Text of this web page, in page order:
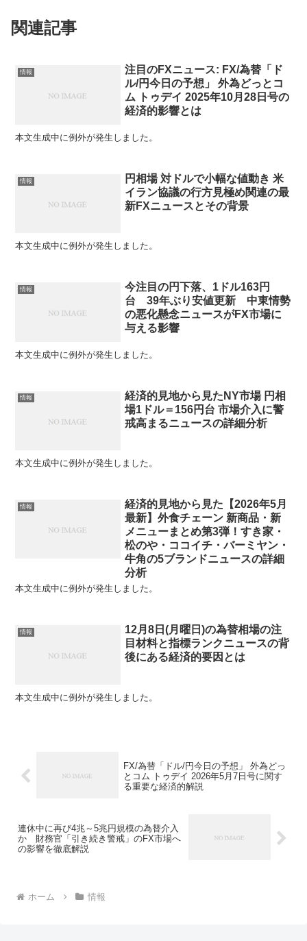
関連記事
情報
注目のFXニュース: FX/為替「ド
ル/円今日の予想」 外為どっとコ
ム トゥデイ 2025年10月28日号の
経済的影響とは
本文生成中に例外が発生しました。
情報
円相場 対ドルで小幅な値動き 米
イラン協議の行方見極め関連の最
新FXニュースとその背景
本文生成中に例外が発生しました。
情報
今注目の円下落、1ドル163円
台 39年ぶり安値更新 中東情勢
の悪化懸念ニュースがFX市場に
与える影響
本文生成中に例外が発生しました。
情報
経済的見地から見たNY市場 円相
場1ドル＝156円台 市場介入に警
戒高まるニュースの詳細分析
本文生成中に例外が発生しました。
情報
経済的見地から見た【2026年5月
最新】外食チェーン 新商品・新
メニューまとめ第3弾！すき家・
松のや・ココイチ・バーミヤン・
牛角の5ブランドニュースの詳細
分析
本文生成中に例外が発生しました。
情報
12月8日(月曜日)の為替相場の注
目材料と指標ランクニュースの背
後にある経済的要因とは
本文生成中に例外が発生しました。
FX/為替「ドル/円今日の予想」 外為どっ
とコム トゥデイ 2026年5月7日号に関す
る重要な経済的解説
連休中に再び4兆～5兆円規模の為替介入
か 財務官「引き続き警戒」のFX市場へ
の影響を徹底解説
ホーム 情報